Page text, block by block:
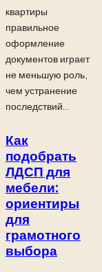
квартиры
правильное
оформление
документов играет
не меньшую роль,
чем устранение
последствий...
Как
подобрать
ЛДСП для
мебели:
ориентиры
для
грамотного
выбора